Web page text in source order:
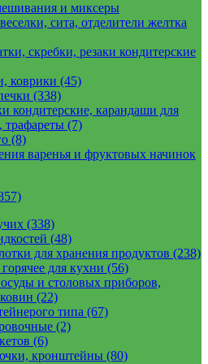
и миксеры
сита, отделители желтка
скребки, резаки кондитерские
коврики (45)
(338)
карандаши для
трафареты (7)
(8)
варенья и фруктовых начинок
(338)
(48)
для хранения продуктов (238)
для кухни (56)
и столовых приборов,
(22)
типа (67)
(2)
(6)
кронштейны (80)